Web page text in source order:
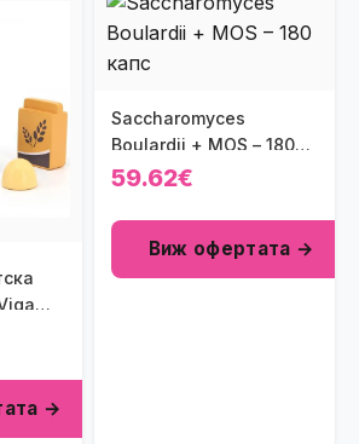
→
Saccharomyces
Boulardii + MOS – 180
капс
59.62€
Виж офертата →